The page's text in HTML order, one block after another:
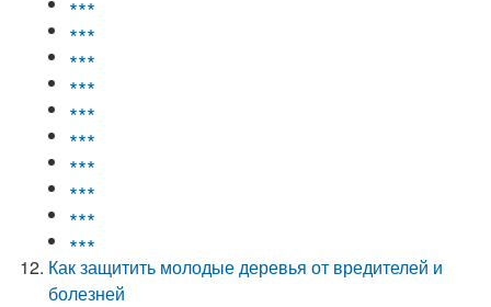
∗∗∗
∗∗∗
∗∗∗
∗∗∗
∗∗∗
∗∗∗
∗∗∗
∗∗∗
∗∗∗
Как защитить молодые деревья от вредителей и
болезней